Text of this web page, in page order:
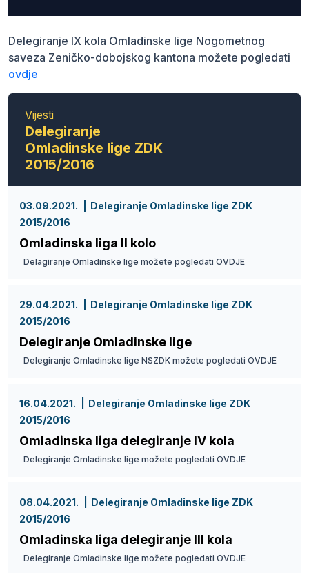
Delegiranje IX kola Omladinske lige Nogometnog
saveza Zeničko-dobojskog kantona možete pogledati
ovdje
Vijesti
Delegiranje
Omladinske lige ZDK
2015/2016
03.09.2021.
Delegiranje Omladinske lige ZDK
2015/2016
Omladinska liga II kolo
Delagiranje Omladinske lige možete pogledati OVDJE
29.04.2021.
Delegiranje Omladinske lige ZDK
2015/2016
Delegiranje Omladinske lige
Delegiranje Omladinske lige NSZDK možete pogledati OVDJE
16.04.2021.
Delegiranje Omladinske lige ZDK
2015/2016
Omladinska liga delegiranje IV kola
Delegiranje Omladinske lige možete pogledati OVDJE
08.04.2021.
Delegiranje Omladinske lige ZDK
2015/2016
Omladinska liga delegiranje III kola
Delegiranje Omladinske lige možete pogledati OVDJE